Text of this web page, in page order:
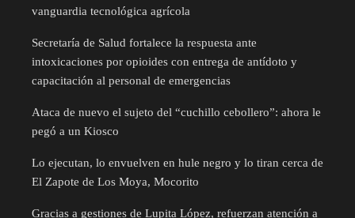
vanguardia tecnológica agrícola
Secretaría de Salud fortalece la respuesta ante
intoxicaciones por opioides con entrega de antídoto y
capacitación al personal de emergencias
Ataca de nuevo el sujeto del “cuchillo cebollero”: ahora le
pegó a un Kiosco
Lo ejecutan, lo envuelven en hule negro y lo tiran cerca de
El Zapote de Los Moya, Mocorito
Gracias a gestiones de Lupita López, refuerzan atención a